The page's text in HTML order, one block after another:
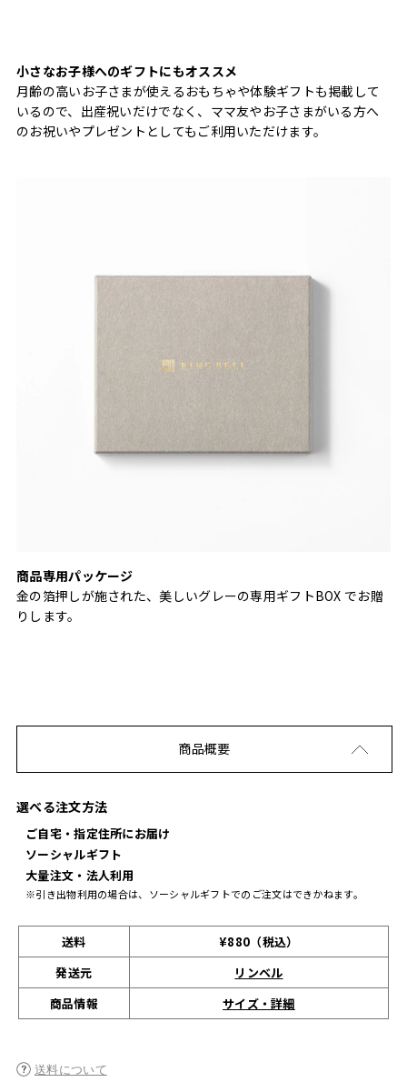
小さなお子様へのギフトにもオススメ
月齢の高いお子さまが使えるおもちゃや体験ギフトも掲載して
いるので、出産祝いだけでなく、ママ友やお子さまがいる方へ
のお祝いやプレゼントとしてもご利用いただけます。
商品専用パッケージ
金の箔押しが施された、美しいグレーの専用ギフトBOX でお贈
りします。
商品概要
選べる注文方法
ご自宅・指定住所にお届け
ソーシャルギフト
大量注文・法人利用
※引き出物利用の場合は、ソーシャルギフトでのご注文はできかねます。
送料
¥880（税込）
発送元
リンベル
商品情報
サイズ・詳細
送料について